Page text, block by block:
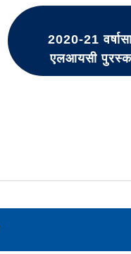
2020-21
एलआयसी